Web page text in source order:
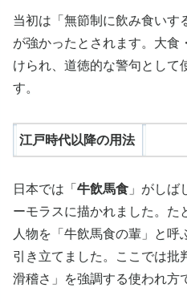
当初は「無節制に飲み食いす
が強かったとされます。大食
けられ、道徳的な警句として
す。
江戸時代以降の用法
日本では「 牛飲馬食 」がしば
ーモラスに描かれました。た
人物を「牛飲馬食の輩」と
引き立てました。ここでは批
滑稽さ」を強調する使われ方